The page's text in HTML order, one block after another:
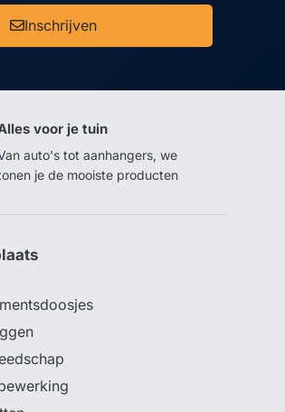
Inschrijven
voor je tuin
auto's tot aanhangers, we
je de mooiste producten